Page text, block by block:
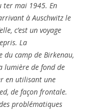
ter mai 1945. En
à Auschwitz le
c’est un voyage
La
du camp de Birkenau,
lumière de fond de
en utilisant une
de façon frontale.
problématiques